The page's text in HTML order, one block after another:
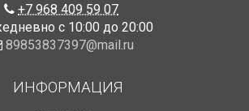
+7 968 409 59 07
с 10:00 до 20:00
89853837397@mail.ru
ИНФОРМАЦИЯ